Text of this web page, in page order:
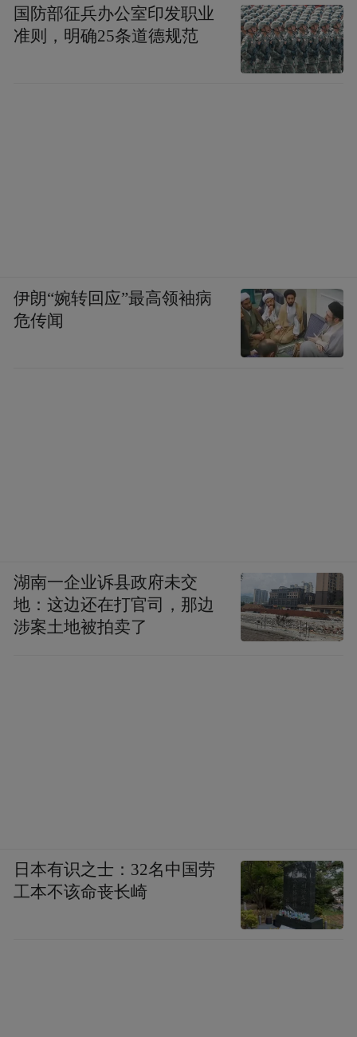
国防部征兵办公室印发职业
准则，明确25条道德规范
伊朗“婉转回应”最高领袖病
危传闻
湖南一企业诉县政府未交
地：这边还在打官司，那边
涉案土地被拍卖了
日本有识之士：32名中国劳
工本不该命丧长崎